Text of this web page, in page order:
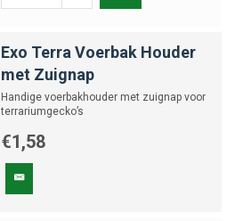
Exo Terra Voerbak Houder
met Zuignap
Handige voerbakhouder met zuignap voor
terrariumgecko’s
€1,58